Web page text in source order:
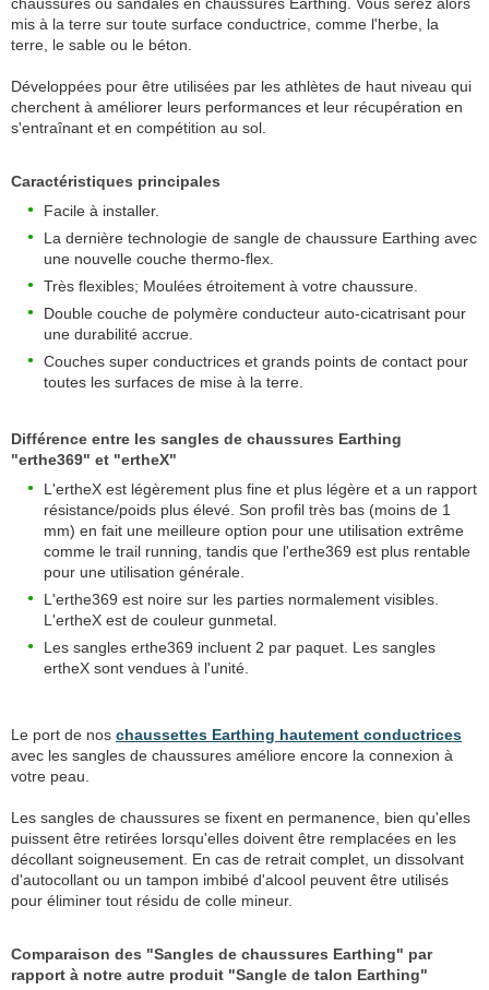
mis à la terre sur toute surface conductrice, comme l'herbe, la
terre, le sable ou le béton.
Développées pour être utilisées par les athlètes de haut niveau qui
cherchent à améliorer leurs performances et leur récupération en
s'entraînant et en compétition au sol.
Caractéristiques principales
Facile à installer.
La dernière technologie de sangle de chaussure Earthing avec
une nouvelle couche thermo-flex.
Très flexibles; Moulées étroitement à votre chaussure.
Double couche de polymère conducteur auto-cicatrisant pour
une durabilité accrue.
Couches super conductrices et grands points de contact pour
toutes les surfaces de mise à la terre.
Différence entre les sangles de chaussures Earthing
"erthe369" et "ertheX"
L'ertheX est légèrement plus fine et plus légère et a un rapport
résistance/poids plus élevé. Son profil très bas (moins de 1
mm) en fait une meilleure option pour une utilisation extrême
comme le trail running, tandis que l'erthe369 est plus rentable
pour une utilisation générale.
L'erthe369 est noire sur les parties normalement visibles.
L'ertheX est de couleur gunmetal.
Les sangles erthe369 incluent 2 par paquet. Les sangles
ertheX sont vendues à l'unité.
Le port de nos chaussettes Earthing hautement conductrices
avec les sangles de chaussures améliore encore la connexion à
votre peau.
Les sangles de chaussures se fixent en permanence, bien qu'elles
puissent être retirées lorsqu'elles doivent être remplacées en les
décollant soigneusement. En cas de retrait complet, un dissolvant
d'autocollant ou un tampon imbibé d'alcool peuvent être utilisés
pour éliminer tout résidu de colle mineur.
Comparaison des "Sangles de chaussures Earthing" par
rapport à notre autre produit "Sangle de talon Earthing"